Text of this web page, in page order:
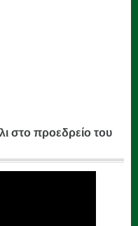
στο προεδρείο του